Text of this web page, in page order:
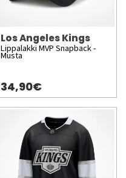
Los Angeles Kings
Lippalakki MVP Snapback -
Musta
34,90€